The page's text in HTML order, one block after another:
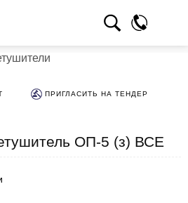
ПРИГЛАСИТЬ НА ТЕНДЕР
ОП-5 (з) ВСЕ